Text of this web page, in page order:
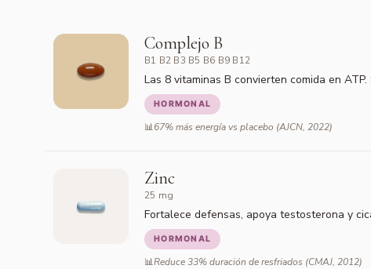
Complejo B
B1 B2 B3 B5 B6 B9 B12
Las 8 vitaminas B convierten comida en
HORMONAL
67% más energía vs placebo (AJCN, 2022)
Zinc
25 mg
Fortalece defensas, apoya testosterona y
HORMONAL
Reduce 33% duración de resfriados (CMAJ, 2012)